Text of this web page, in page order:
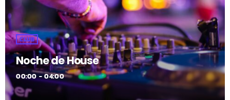
CLUB
Noche de House
00:00 - 04:00